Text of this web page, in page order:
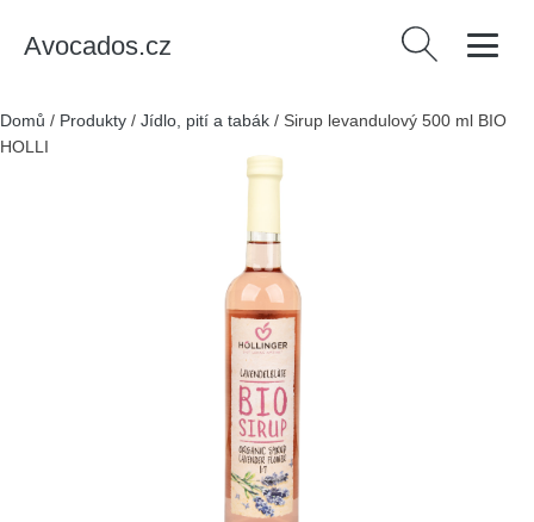
Avocados.cz Vyhledávání
Domů / Produkty / Jídlo, pití a tabák / Sirup levandulový 500 ml BIO
HOLLINGER